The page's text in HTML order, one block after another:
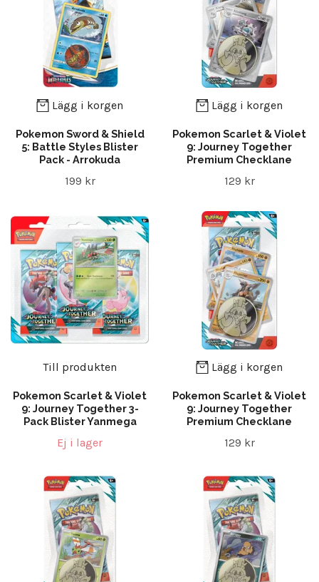
Lägg i korgen
Pokemon Sword & Shield
5: Battle Styles Blister
Pack - Arrokuda
199 kr
Lägg i korgen
Pokemon Scarlet & Violet
9: Journey Together
Premium Checklane
129 kr
Till produkten
Pokemon Scarlet & Violet
9: Journey Together 3-
Pack Blister Yanmega
Ej i lager
Lägg i korgen
Pokemon Scarlet & Violet
9: Journey Together
Premium Checklane
129 kr